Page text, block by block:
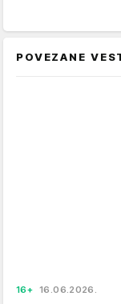
POVEZANE
16+ 16.06.2026.